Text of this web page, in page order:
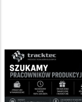
Ścieżka
Strona główna
Młode piłkarskie